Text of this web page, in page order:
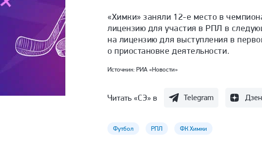
«Химки» заняли 12-е место в
лицензию для участия в РПЛ в
на лицензию для выступления в
о приостановке деятельности.
Источник: РИА «Новости»
Читать «СЭ» в Telegram Дзен
Футбол РПЛ ФК Химки